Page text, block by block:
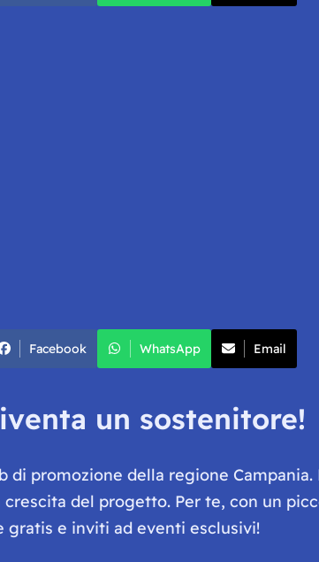
Facebook WhatsApp Email
un sostenitore!
promozione della regione
del progetto. Per te, con un
gratis e inviti ad eventi esclusivi!